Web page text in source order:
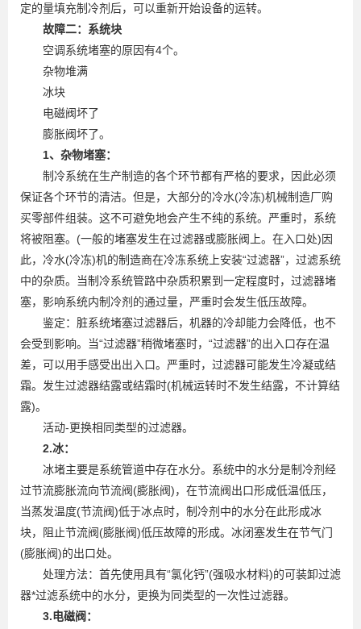
定的量填充制冷剂后，可以重新开始设备的运转。
故障二：系统块
空调系统堵塞的原因有4个。
杂物堆满
冰块
电磁阀坏了
膨胀阀坏了。
1、杂物堵塞：
制冷系统在生产制造的各个环节都有严格的要求，因此必须
保证各个环节的清洁。但是，大部分的冷水(冷冻)机械制造厂购
买零部件组装。这不可避免地会产生不纯的系统。严重时，系统
将被阻塞。(一般的堵塞发生在过滤器或膨胀阀上。在入口处)因
此，冷水(冷冻)机的制造商在冷冻系统上安装“过滤器”，过滤系统
中的杂质。当制冷系统管路中杂质积累到一定程度时，过滤器堵
塞，影响系统内制冷剂的通过量，严重时会发生低压故障。
鉴定：脏系统堵塞过滤器后，机器的冷却能力会降低，也不
会受到影响。当“过滤器”稍微堵塞时，“过滤器”的出入口存在温
差，可以用手感受出出入口。严重时，过滤器可能发生冷凝或结
霜。发生过滤器结露或结霜时(机械运转时不发生结露，不计算结
露)。
活动-更换相同类型的过滤器。
2.冰：
冰堵主要是系统管道中存在水分。系统中的水分是制冷剂经
过节流膨胀流向节流阀(膨胀阀)，在节流阀出口形成低温低压，
当蒸发温度(节流阀)低于冰点时，制冷剂中的水分在此形成冰
块，阻止节流阀(膨胀阀)低压故障的形成。冰闭塞发生在节气门
(膨胀阀)的出口处。
处理方法：首先使用具有“氯化钙”(强吸水材料)的可装卸过滤
器*过滤系统中的水分，更换为同类型的一次性过滤器。
3.电磁阀：